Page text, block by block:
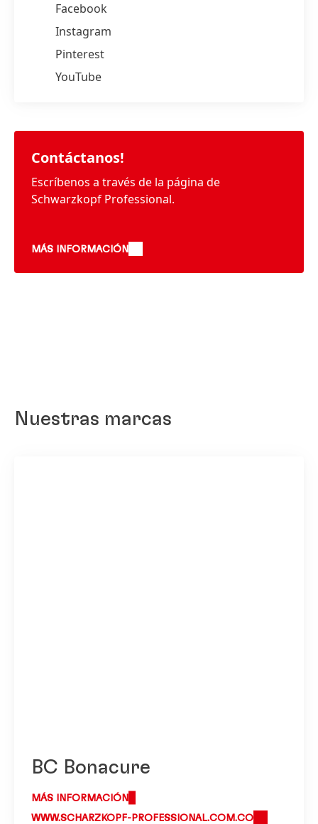
Facebook
Instagram
Pinterest
YouTube
Contáctanos!
Escríbenos a través de la página de
Schwarzkopf Professional.
MÁS INFORMACIÓN
Nuestras marcas
BC Bonacure
MÁS INFORMACIÓN
WWW.SCHARZKOPF-PROFESSIONAL.COM.CO